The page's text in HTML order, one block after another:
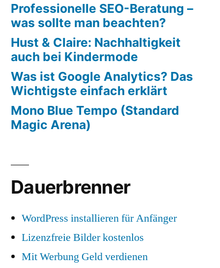
Professionelle SEO-Beratung –
was sollte man beachten?
Hust & Claire: Nachhaltigkeit
auch bei Kindermode
Was ist Google Analytics? Das
Wichtigste einfach erklärt
Mono Blue Tempo (Standard
Magic Arena)
Dauerbrenner
WordPress installieren für Anfänger
Lizenzfreie Bilder kostenlos
Mit Werbung Geld verdienen